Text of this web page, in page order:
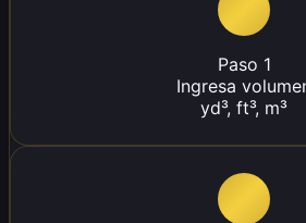
Paso 1
Ingresa
yd³, ft³, m³